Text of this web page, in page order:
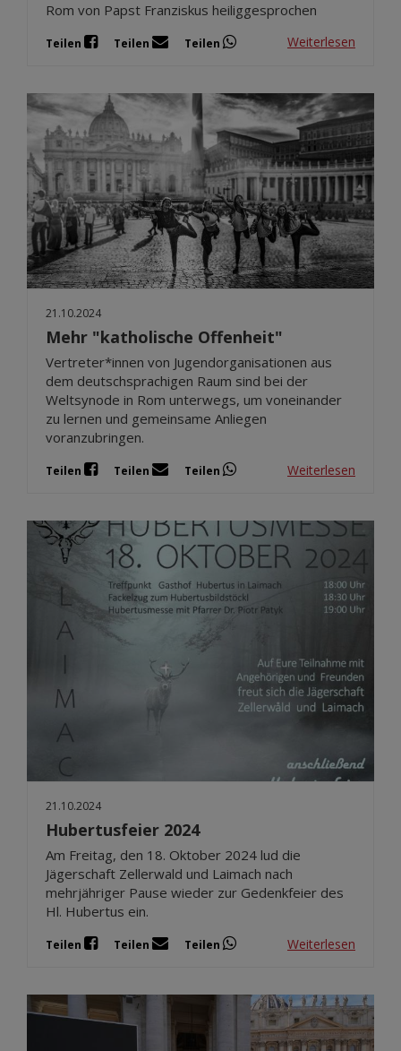
Rom von Papst Franziskus heiliggesprochen
Teilen Teilen Teilen Weiterlesen
21.10.2024
Mehr "katholische Offenheit"
Vertreter*innen von Jugendorganisationen aus
dem deutschsprachigen Raum sind bei der
Weltsynode in Rom unterwegs, um voneinander
zu lernen und gemeinsame Anliegen
voranzubringen.
Teilen Teilen Teilen Weiterlesen
21.10.2024
Hubertusfeier 2024
Am Freitag, den 18. Oktober 2024 lud die
Jägerschaft Zellerwald und Laimach nach
mehrjähriger Pause wieder zur Gedenkfeier des
Hl. Hubertus ein.
Teilen Teilen Teilen Weiterlesen